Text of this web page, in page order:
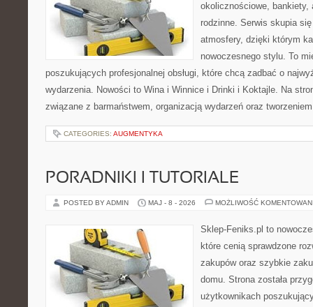
okolicznościowe,
rodzinne. Serwis skupia
atmosfery, dzięki którym
nowoczesnego stylu. To
poszukujących profesjonalnej obsługi, które chcą zadbać o
wydarzenia. Nowości to Wina i Winnice i Drinki i Koktajle. Na
związane z barmaństwem, organizacją wydarzeń oraz
CATEGORIES: AUGMENTYKA
PORADNIKI I TUTORIALE
POSTED BY ADMIN MAJ - 8 - 2026 MOŻLIWOŚĆ
Sklep-Feniks.pl to
które cenią sprawdzone
zakupów oraz szybkie
domu. Strona została
użytkownikach